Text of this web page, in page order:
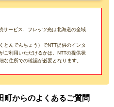
サービス、フレッツ光は北海道の全域
とんでんちょう）でNTT提供のインタ
ご利用いただけるかは、NTTの提供状
な住所での確認が必要となります。
町からのよくあるご質問